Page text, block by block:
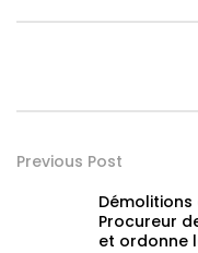
Previous Post
Démolitions
Procureur
et ordonne